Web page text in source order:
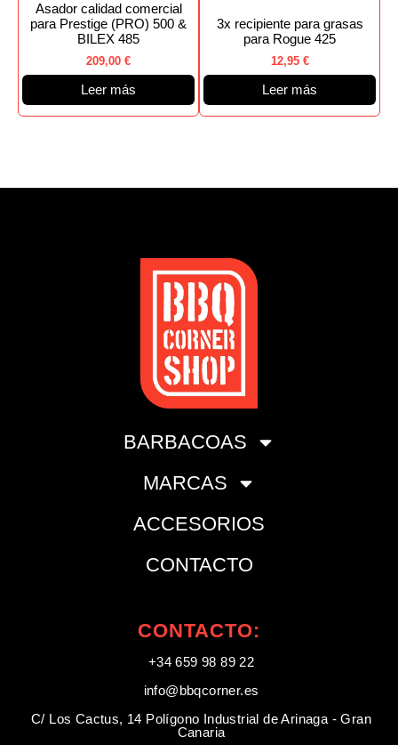
Asador calidad comercial
para Prestige (PRO) 500 &
BILEX 485
209,00 €
Leer más
3x recipiente para grasas
para Rogue 425
12,95 €
Leer más
BARBACOAS
MARCAS
ACCESORIOS
CONTACTO
CONTACTO:
+34 659 98 89 22
info@bbqcorner.es​
C/ Los Cactus, 14 Polígono Industrial de Arinaga - Gran
Canaria